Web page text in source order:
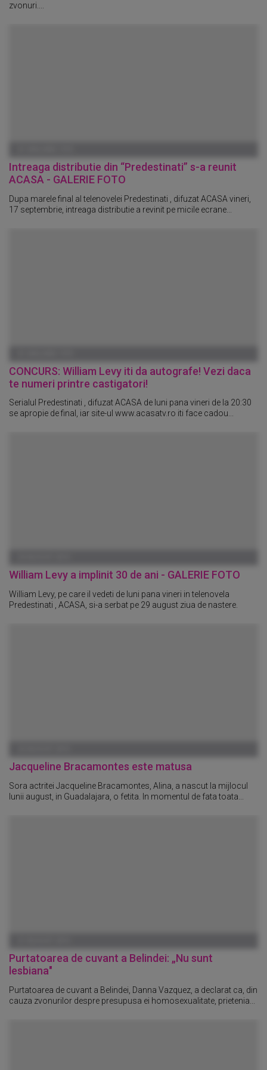
zvonuri....
Intreaga distributie din “Predestinati” s-a reunit
ACASA - GALERIE FOTO
Dupa marele final al telenovelei Predestinati , difuzat ACASA vineri,
17 septembrie, intreaga distributie a revinit pe micile ecrane...
CONCURS: William Levy iti da autografe! Vezi daca
te numeri printre castigatori!
Serialul Predestinati , difuzat ACASA de luni pana vineri de la 20:30
se apropie de final, iar site-ul www.acasatv.ro iti face cadou...
William Levy a implinit 30 de ani - GALERIE FOTO
William Levy, pe care il vedeti de luni pana vineri in telenovela
Predestinati , ACASA, si-a serbat pe 29 august ziua de nastere.
Jacqueline Bracamontes este matusa
Sora actritei Jacqueline Bracamontes, Alina, a nascut la mijlocul
lunii august, in Guadalajara, o fetita. In momentul de fata toata...
Purtatoarea de cuvant a Belindei: „Nu sunt
lesbiana"
Purtatoarea de cuvant a Belindei, Danna Vazquez, a declarat ca, din
cauza zvonurilor despre presupusa ei homosexualitate, prietenia...